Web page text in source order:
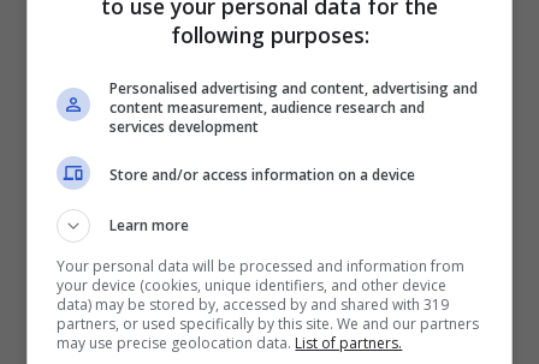
Tracklist Garrincha Mixtape vol. 2 –
Autunno 2014 – Fatti di nebbia
following purposes:
Personalised advertising and content, advertising and
content measurement, audience research and
services development
Store and/or access information on a device
Learn more
Your personal data will be processed and information from
your device (cookies, unique identifiers, and other device
data) may be stored by, accessed by and shared with 319
partners, or used specifically by this site. We and our partners
may use precise geolocation data. List of partners.